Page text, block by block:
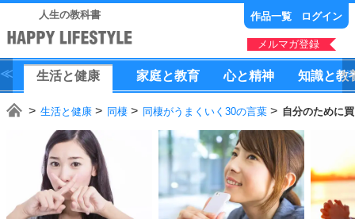
人生の教科書 作品一覧 ログイン
メルマガ登録
生活と健康 家庭と教育 心と精神 知識と教
生活と健康 同棲 同棲がうまくいく30の言葉 自分のために